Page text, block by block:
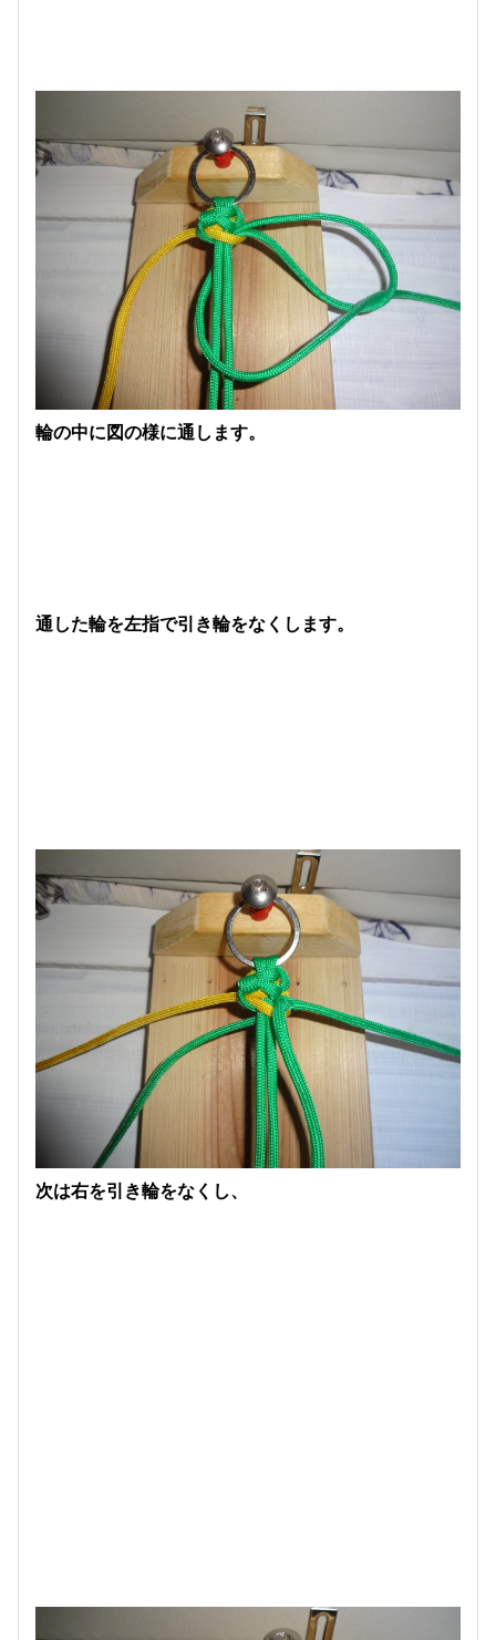
輪の中に図の様に通します。
通した輪を左指で引き輪をなくします。
次は右を引き輪をなくし、